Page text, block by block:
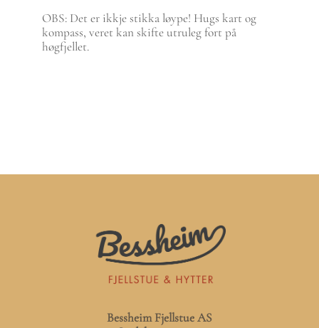
OBS: Det er ikkje stikka løype! Hugs kart og
kompass, veret kan skifte utruleg fort på
høgfjellet.
Bessheim Fjellstue AS